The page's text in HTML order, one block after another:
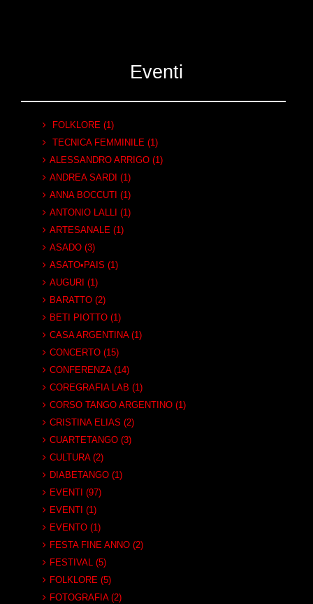
Eventi
FOLKLORE (1)
TECNICA FEMMINILE (1)
ALESSANDRO ARRIGO (1)
ANDREA SARDI (1)
ANNA BOCCUTI (1)
ANTONIO LALLI (1)
ARTESANALE (1)
ASADO (3)
ASATO•PAIS (1)
AUGURI (1)
BARATTO (2)
BETI PIOTTO (1)
CASA ARGENTINA (1)
CONCERTO (15)
CONFERENZA (14)
COREGRAFIA LAB (1)
CORSO TANGO ARGENTINO (1)
CRISTINA ELIAS (2)
CUARTETANGO (3)
CULTURA (2)
DIABETANGO (1)
EVENTI (97)
EVENTI (1)
EVENTO (1)
FESTA FINE ANNO (2)
FESTIVAL (5)
FOLKLORE (5)
FOTOGRAFIA (2)